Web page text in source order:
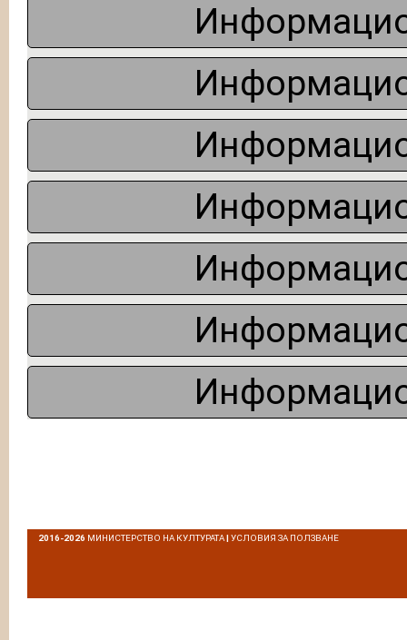
2016-2026 МИНИСТЕРСТВО НА КУЛТУРАТА|УСЛОВИЯ ЗА ПОЛЗВАНЕ